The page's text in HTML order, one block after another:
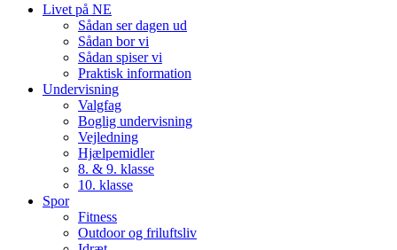
Livet på NE
Sådan ser dagen ud
Sådan bor vi
Sådan spiser vi
Praktisk information
Undervisning
Valgfag
Boglig undervisning
Vejledning
Hjælpemidler
8. & 9. klasse
10. klasse
Spor
Fitness
Outdoor og friluftsliv